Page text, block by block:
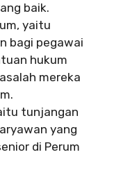
baik.
yaitu
bagi pegawai
hukum
mereka
tunjangan
yang
di Perum